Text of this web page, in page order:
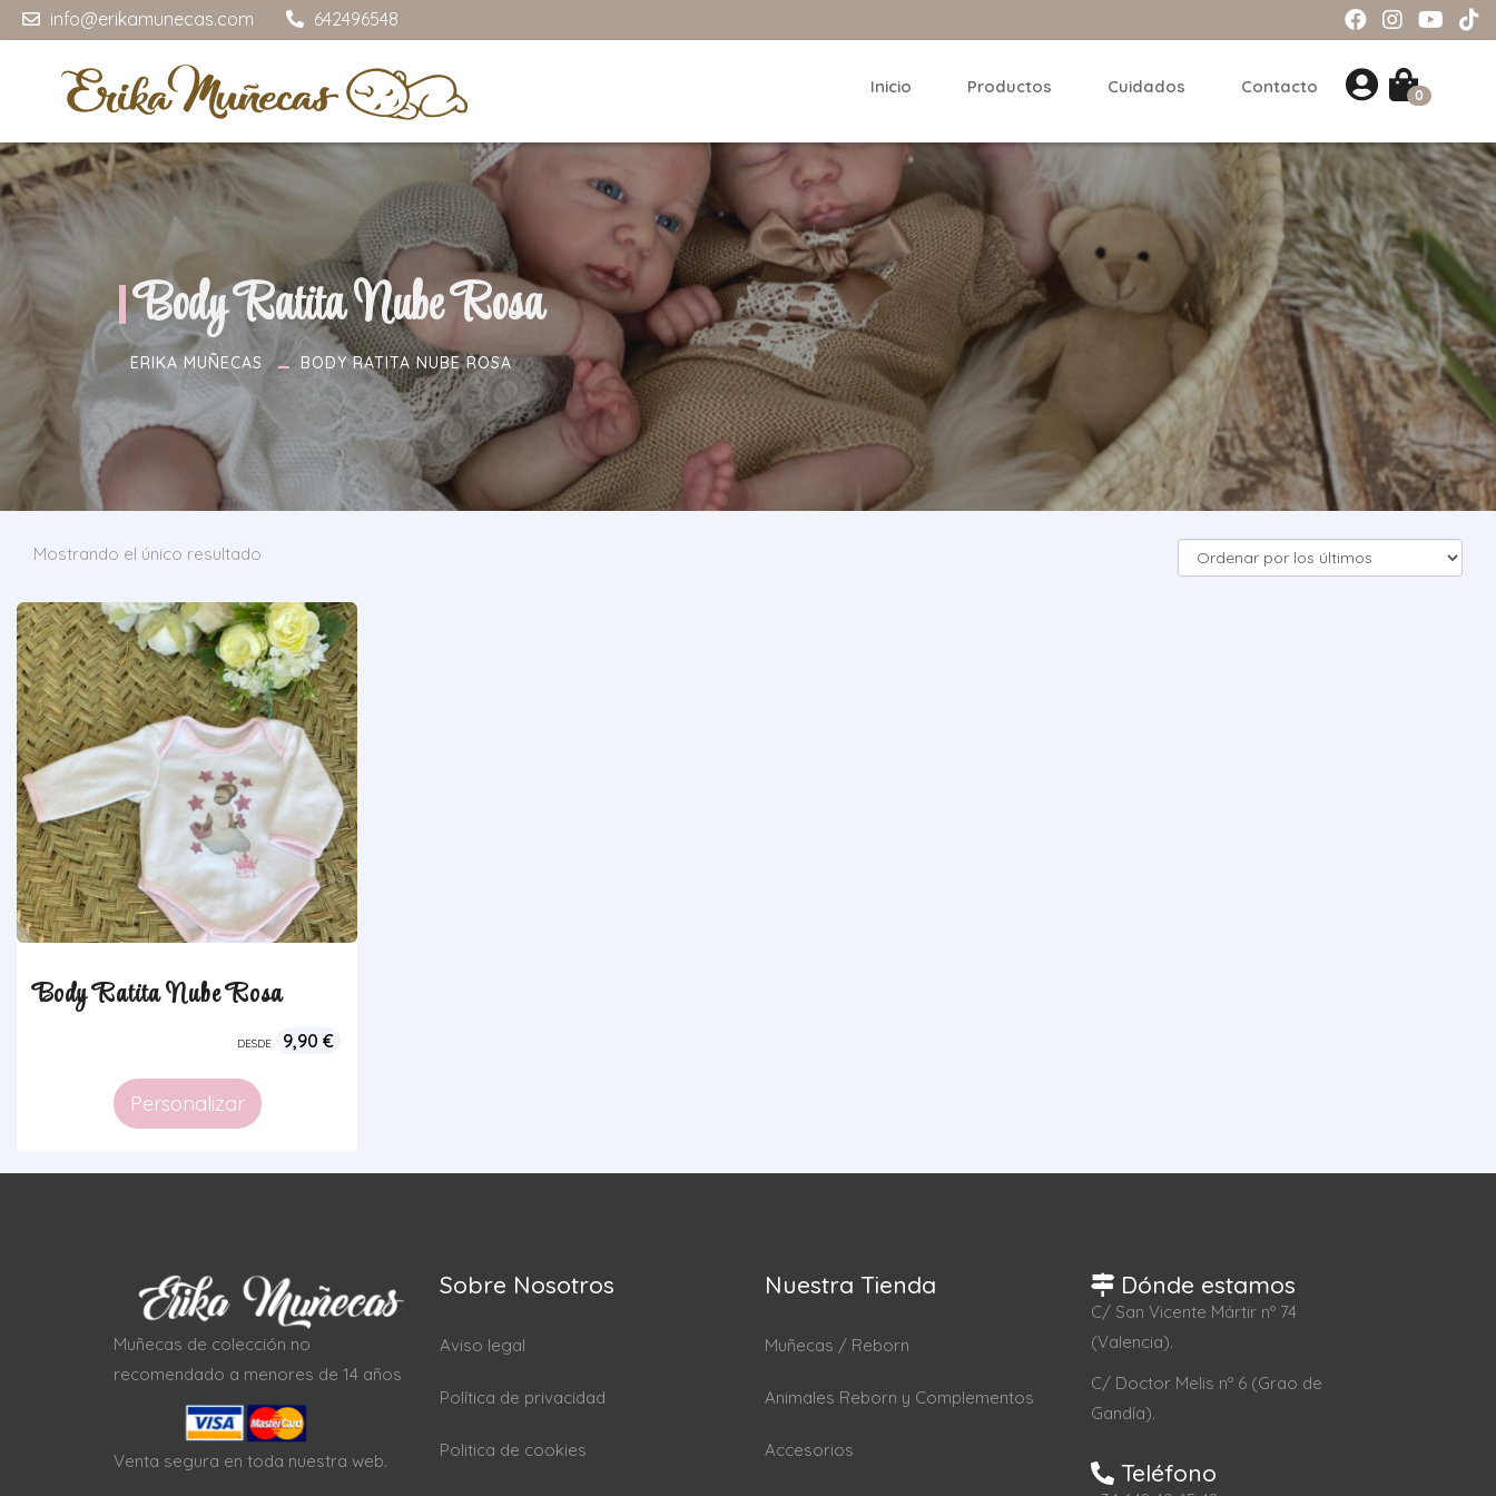
info@erikamunecas.com 642496548
0
Inicio Productos Cuidados Contacto
Body Ratita Nube Rosa
ERIKA MUÑECAS BODY RATITA NUBE ROSA
Mostrando el único resultado
Body Ratita Nube Rosa
DESDE 9,90 €
Personalizar
Muñecas de colección no
recomendado a menores de 14 años
Venta segura en toda nuestra web.
Sobre Nosotros
Aviso legal
Política de privacidad
Politica de cookies
Nuestra Tienda
Muñecas / Reborn
Animales Reborn y Complementos
Accesorios
Dónde estamos
C/ San Vicente Mártir nº 74
(Valencia).
C/ Doctor Melis nº 6 (Grao de
Gandía).
Teléfono